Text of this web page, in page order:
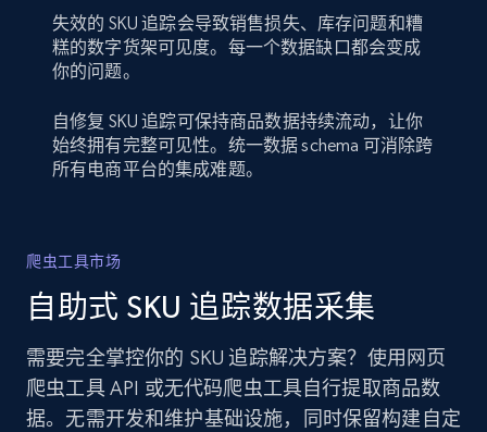
失效的 SKU 追踪会导致销售损失、库存问题和糟
糕的数字货架可见度。每一个数据缺口都会变成
你的问题。
自修复 SKU 追踪可保持商品数据持续流动，让你
始终拥有完整可见性。统一数据 schema 可消除跨
所有电商平台的集成难题。
爬虫工具市场
自助式 SKU 追踪数据采集
需要完全掌控你的 SKU 追踪解决方案？使用网页
爬虫工具 API 或无代码爬虫工具自行提取商品数
据。无需开发和维护基础设施，同时保留构建自定